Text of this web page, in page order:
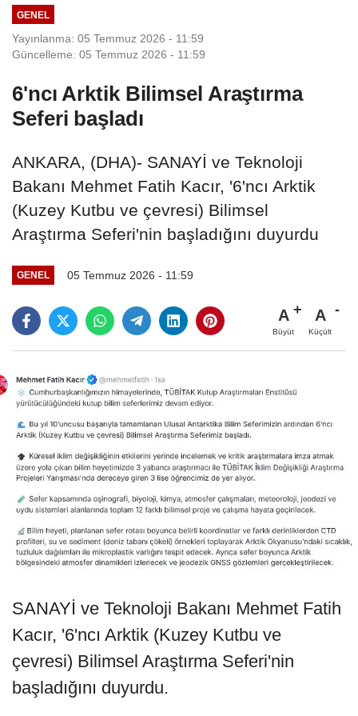
GENEL
Yayınlanma: 05 Temmuz 2026 - 11:59
Güncelleme: 05 Temmuz 2026 - 11:59
6'ncı Arktik Bilimsel Araştırma
Seferi başladı
ANKARA, (DHA)- SANAYİ ve Teknoloji
Bakanı Mehmet Fatih Kacır, '6'ncı Arktik
(Kuzey Kutbu ve çevresi) Bilimsel
Araştırma Seferi'nin başladığını duyurdu
GENEL 05 Temmuz 2026 - 11:59
A
Büyüt
A
Küçült
SANAYİ ve Teknoloji Bakanı Mehmet Fatih
Kacır, '6'ncı Arktik (Kuzey Kutbu ve
çevresi) Bilimsel Araştırma Seferi'nin
başladığını duyurdu.